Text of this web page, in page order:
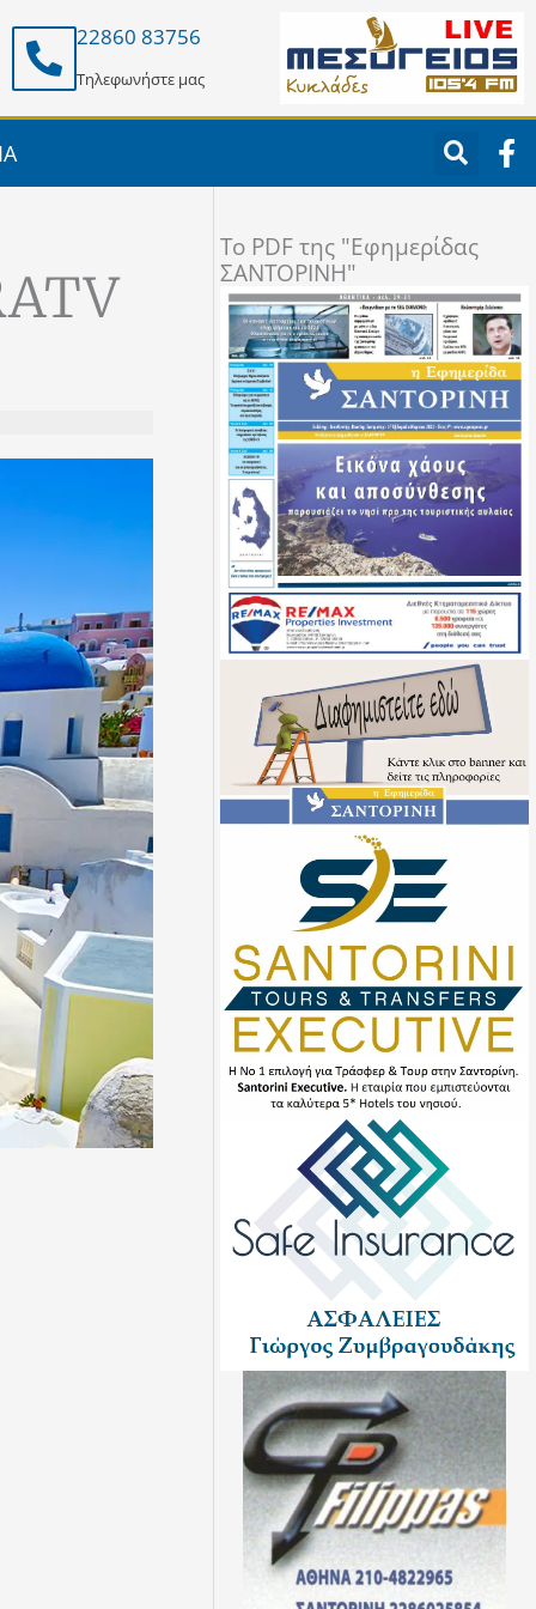
22860 83756
Τηλεφωνήστε μας
F
a
c
o
k
-
f
To PDF της "Εφημερίδας
ΣΑΝΤΟΡΙΝΗ"